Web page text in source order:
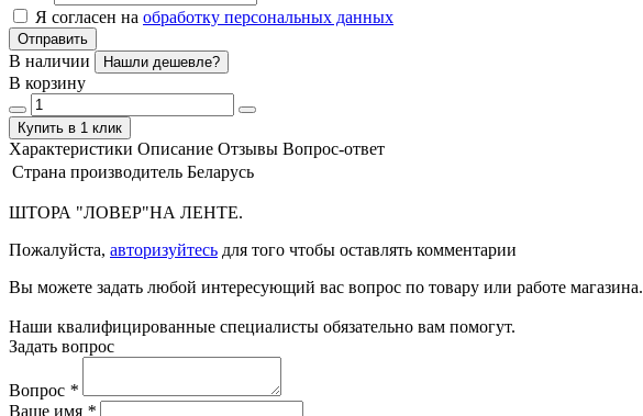
Я согласен на обработку персональных данных
Отправить
В наличии Нашли дешевле?
В корзину
Купить в 1 клик
Характеристики Описание Отзывы Вопрос-ответ
Страна производитель Беларусь
ШТОРА "ЛОВЕР"НА ЛЕНТЕ.
Пожалуйста, авторизуйтесь для того чтобы оставлять комментарии
Вы можете задать любой интересующий вас вопрос по товару или работе магазина.
Наши квалифицированные специалисты обязательно вам помогут.
Задать вопрос
Вопрос *
Ваше имя *